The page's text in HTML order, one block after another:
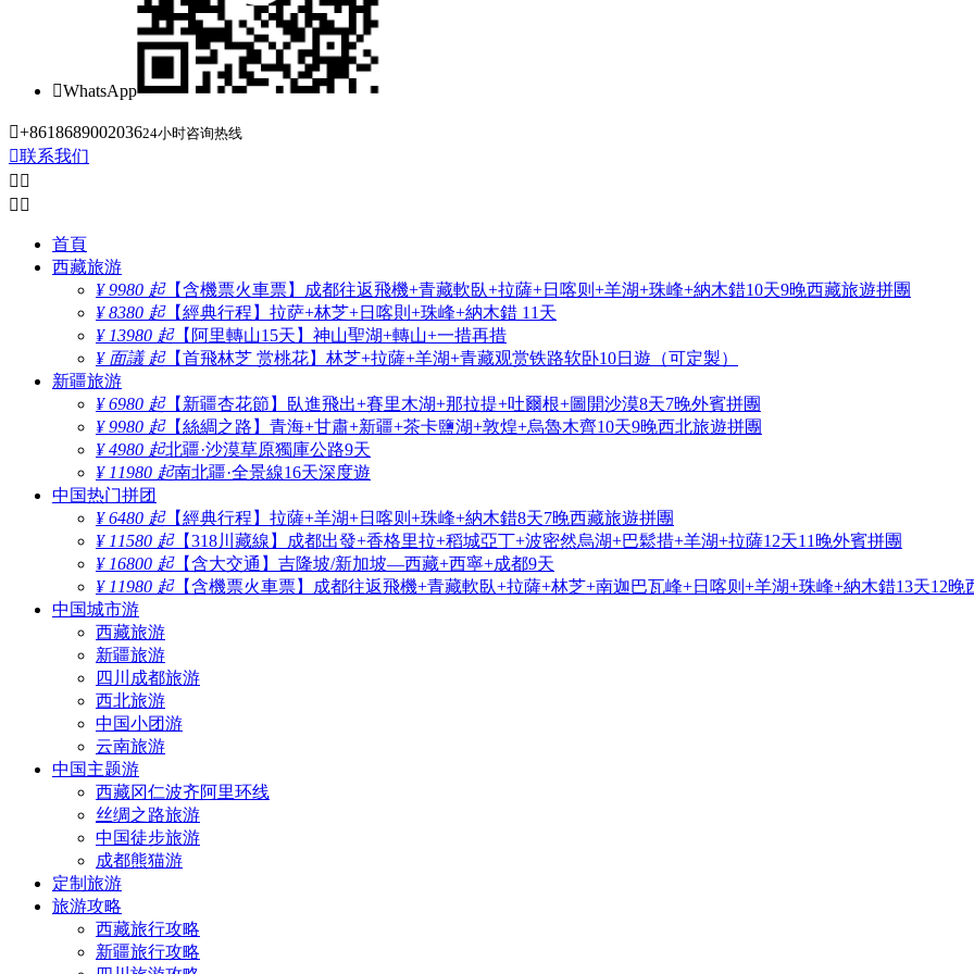
WhatsApp
+861868900203624小时咨询热线
联系我们
 
 
首頁
西藏旅游
¥ 9980 起【含機票火車票】成都往返飛機+青藏軟臥+拉薩+日喀则+羊湖+珠峰+納木錯10天9晚西藏旅遊拼團
¥ 8380 起【經典行程】拉萨+林芝+日喀則+珠峰+納木錯 11天
¥ 13980 起【阿里轉山15天】神山聖湖+轉山+一措再措
¥ 面議 起【首飛林芝 赏桃花】林芝+拉薩+羊湖+青藏观赏铁路软卧10日遊（可定製）
新疆旅游
¥ 6980 起【新疆杏花節】臥進飛出+賽里木湖+那拉提+吐爾根+圖開沙漠8天7晚外賓拼團
¥ 9980 起【絲綢之路】青海+甘肅+新疆+茶卡鹽湖+敦煌+烏魯木齊10天9晚西北旅遊拼團
¥ 4980 起北疆·沙漠草原獨庫公路9天
¥ 11980 起南北疆·全景線16天深度遊
中国热门拼团
¥ 6480 起【經典行程】拉薩+羊湖+日喀则+珠峰+納木錯8天7晚西藏旅遊拼團
¥ 11580 起【318川藏線】成都出發+香格里拉+稻城亞丁+波密然烏湖+巴鬆措+羊湖+拉薩12天11晚外賓拼團
¥ 16800 起【含大交通】吉隆坡/新加坡—西藏+西寧+成都9天
¥ 11980 起【含機票火車票】成都往返飛機+青藏軟臥+拉薩+林芝+南迦巴瓦峰+日喀则+羊湖+珠峰+納木錯13天12晚
中国城市游
西藏旅游
新疆旅游
四川成都旅游
西北旅游
中国小团游
云南旅游
中国主题游
西藏冈仁波齐阿里环线
丝绸之路旅游
中国徒步旅游
成都熊猫游
定制旅游
旅游攻略
西藏旅行攻略
新疆旅行攻略